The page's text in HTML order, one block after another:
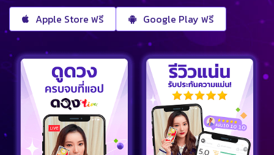
Apple Store ฟรี Google Play ฟรี